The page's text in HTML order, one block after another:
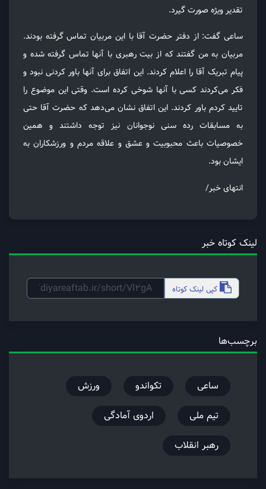
تقدیر ویژه صورت گیرد.
ساعی گفت: از دفتر حضرت آقا با این مربیان تماس گرفته بودند.
مربیان به من گفتند که از بیت رهبری با آنها تماس گرفته شده و
پیام تبریک آقا را اعلام کردند. این اتفاق برای آنها باور کردنی نبود و
فکر می‌کردند کسی با آنها شوخی کرده است. وقتی این موضوع را
تایید کردم باور کردند. این اتفاق نشان می‌دهد که حضرت آقا حتی
به مسابقات رده سنی نوجوانان نیز توجه داشتند و همین
خصوصیات باعث محبوبیت و عشق و علاقه مردم و ورزشکاران به
ایشان بود.
انتهای خبر/
لینک کوتاه خبر
کپی لینک کوتاه
برچسب‌ها
ساعی تکواندو
ورزش
تیم ملی
اردوی آمادگی
رهبر انقلاب